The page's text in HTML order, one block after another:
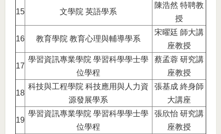
15 文學院 英語學系
陳浩然 特聘教
授
16 教育學院 教育心理與輔導學系
宋曜廷 師大講
座教授
17
學習資訊專業學院 學習科學學士學
位學程
蔡孟蓉 研究講
座教授
18
科技與工程學院 科技應用與人力資
源發展學系
張基成 終身師
大講座
19
學習資訊專業學院 學習科學學士學
位學程
張欣怡 研究講
座教授